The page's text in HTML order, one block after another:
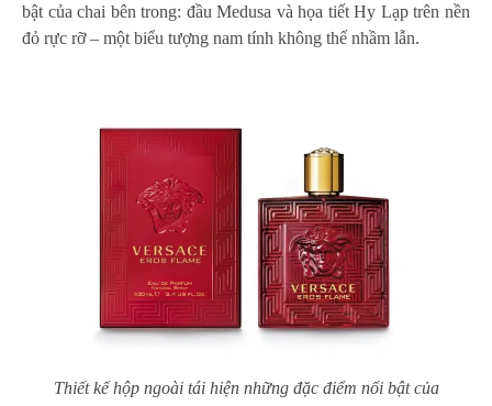
bật của chai bên trong: đầu Medusa và họa tiết Hy Lạp trên nền
đỏ rực rỡ – một biểu tượng nam tính không thể nhầm lẫn.
Thiết kế hộp ngoài tái hiện những đặc điểm nổi bật của